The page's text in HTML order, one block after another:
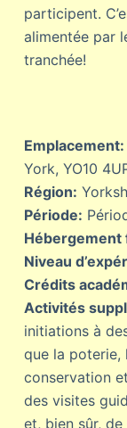
participent.
alimentée par
tranchée!
Emplacement:
York, YO10
Région:
Période:
Hébergement
Niveau
Crédits
Activités
initiations à
que la poterie,
conservation
des visites
et, bien sûr,